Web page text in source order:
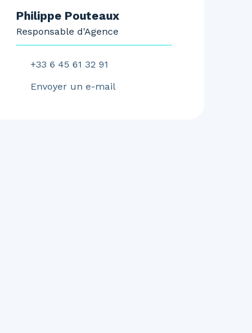
Philippe Pouteaux
Responsable d'Agence
+33 6 45 61 32 91
Envoyer un e-mail